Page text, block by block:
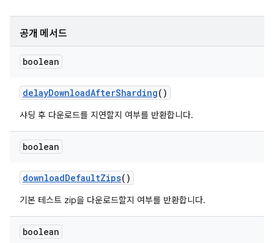
공개 메서드
boolean
delayDownloadAfterSharding()
샤딩 후 다운로드를 지연할지 여부를 반환합니다.
boolean
downloadDefaultZips()
기본 테스트 zip을 다운로드할지 여부를 반환합니다.
boolean